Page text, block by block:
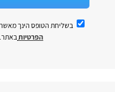
בשליחת הטופס הינך
הפרטיותבאתר.